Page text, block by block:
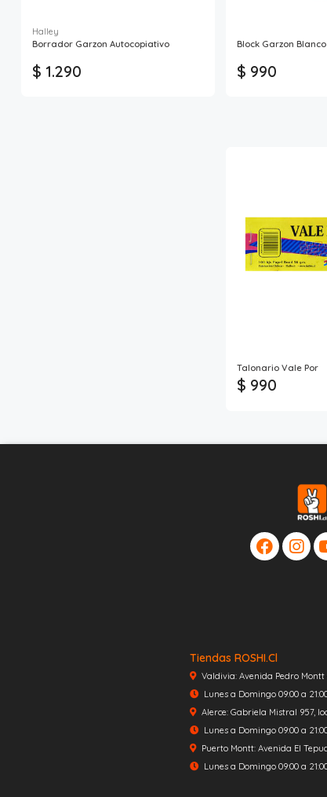
Halley
Borrador Garzon Autocopiativo
$ 1.290
Block Garzon
$ 990
Talonario Vale Por
$ 990
Tiendas ROSHI.cl
Valdivia: Avenida Pedro Montt
Lunes a Domingo 09:00 a
Alerce: Gabriela Mistral 957,
Lunes a Domingo 09:00 a
Puerto Montt: Avenida El
Lunes a Domingo 09:00 a